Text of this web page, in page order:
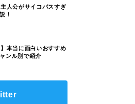
主人公がサイコパスすぎ
！
】本当に面白いおすすめ
ンル別で紹介